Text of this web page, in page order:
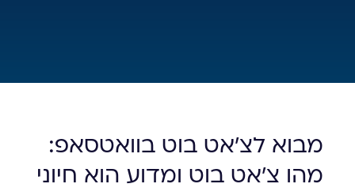
מבוא לצ'אט בוט בוואטסאפ:
מהו צ'אט בוט ומדוע הוא חיוני